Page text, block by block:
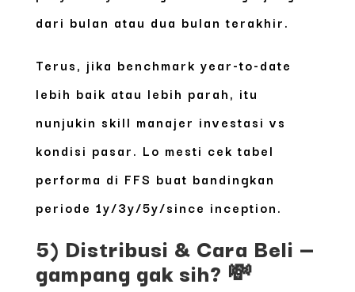
dari bulan atau dua bulan terakhir.
Terus, jika benchmark year-to-date
lebih baik atau lebih parah, itu
nunjukin skill manajer investasi vs
kondisi pasar. Lo mesti cek tabel
performa di FFS buat bandingkan
periode 1y/3y/5y/since inception.
5) Distribusi & Cara Beli —
gampang gak sih? 💸